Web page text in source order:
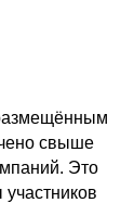
свыше
Это